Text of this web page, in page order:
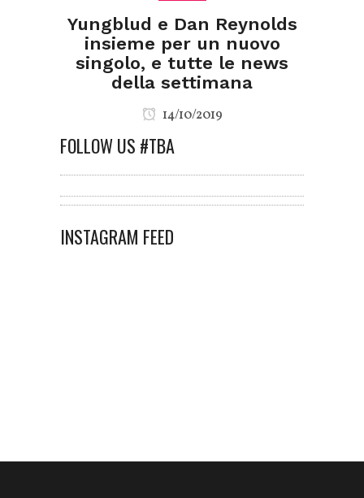
Yungblud e Dan Reynolds
insieme per un nuovo
singolo, e tutte le news
della settimana
14/10/2019
FOLLOW US #TBA
INSTAGRAM FEED